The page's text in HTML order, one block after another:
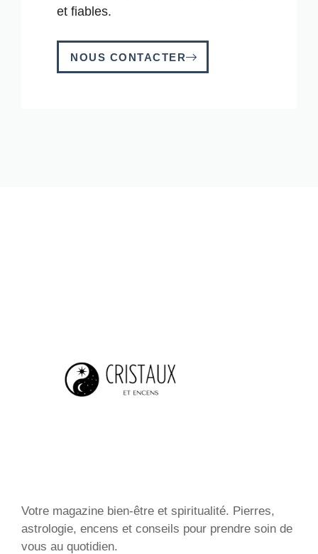
et fiables.
NOUS CONTACTER
Votre magazine bien-être et spiritualité. Pierres,
astrologie, encens et conseils pour prendre soin de
vous au quotidien.